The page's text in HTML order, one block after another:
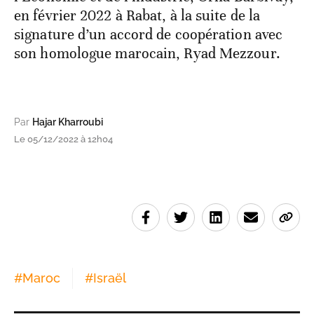
en février 2022 à Rabat, à la suite de la
signature d’un accord de coopération avec
son homologue marocain, Ryad Mezzour.
Par Hajar Kharroubi
Le 05/12/2022 à 12h04
#Maroc #Israël